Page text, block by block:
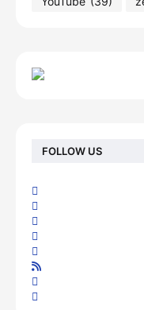
FOLLOW US